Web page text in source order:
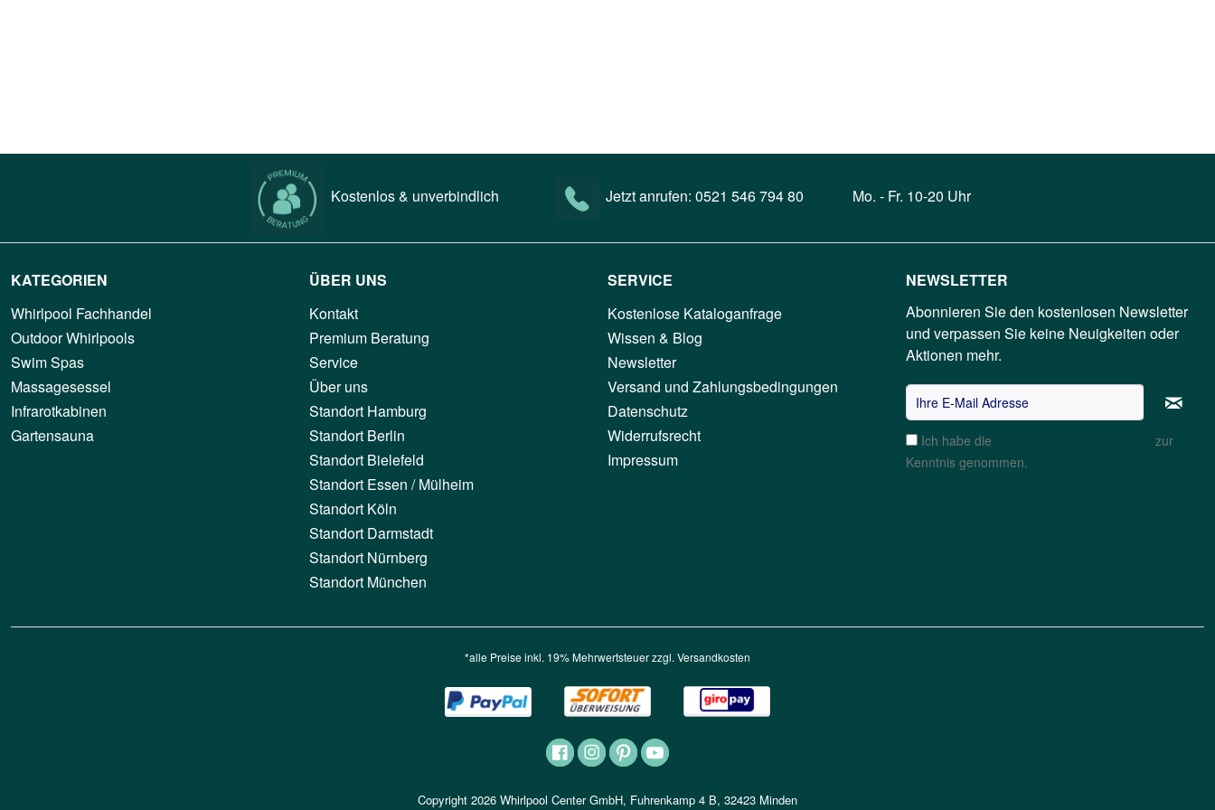
Kostenlos & unverbindlich Jetzt anrufen: 0521 546 794 80 Mo. - Fr. 10-20 Uhr
KATEGORIEN
Whirlpool Fachhandel
Outdoor Whirlpools
Swim Spas
Massagesessel
Infrarotkabinen
Gartensauna
ÜBER UNS
Kontakt
Premium Beratung
Service
Über uns
Standort Hamburg
Standort Berlin
Standort Bielefeld
Standort Essen / Mülheim
Standort Köln
Standort Darmstadt
Standort Nürnberg
Standort München
SERVICE
Kostenlose Kataloganfrage
Wissen & Blog
Newsletter
Versand und Zahlungsbedingungen
Datenschutz
Widerrufsrecht
Impressum
NEWSLETTER
Abonnieren Sie den kostenlosen Newsletter
und verpassen Sie keine Neuigkeiten oder
Aktionen mehr.
Ich habe die
zur
Kenntnis genommen.
*alle Preise inkl. 19% Mehrwertsteuer zzgl. Versandkosten
Copyright 2026 Whirlpool Center GmbH, Fuhrenkamp 4 B, 32423 Minden